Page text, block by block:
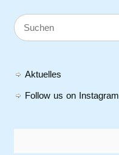
Aktuelles
Follow us on Instagram